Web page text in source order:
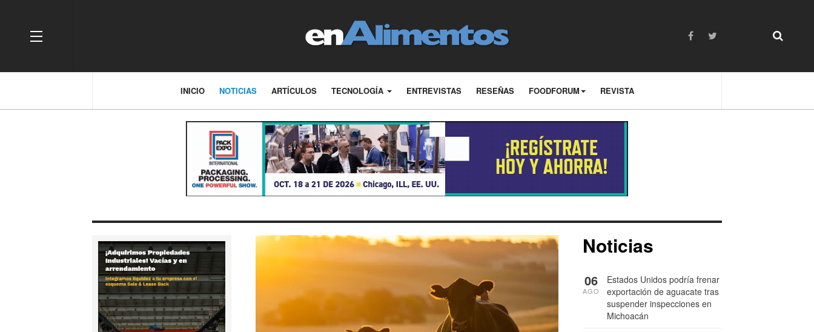
OFF CANVAS
INICIO NOTICIAS ARTÍCULOS TECNOLOGÍA ENTREVISTAS RESEÑAS FOODFORUM REVISTA
Noticias
Estados Unidos podría frenar
exportación de aguacate tras
suspender inspecciones en
Michoacán
06
AGO